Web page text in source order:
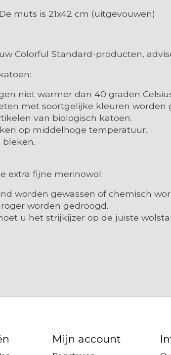
muts is 21x42 cm (uitgevouwen)
Colorful Standard-producten,
niet warmer dan 40 graden
met soortgelijke kleuren worden
van biologisch katoen.
op middelhoge temperatuur.
bleken.
extra fijne merinowol:
worden gewassen of chemisch
worden gedroogd.
u het strijkijzer op de juiste
Mijn account